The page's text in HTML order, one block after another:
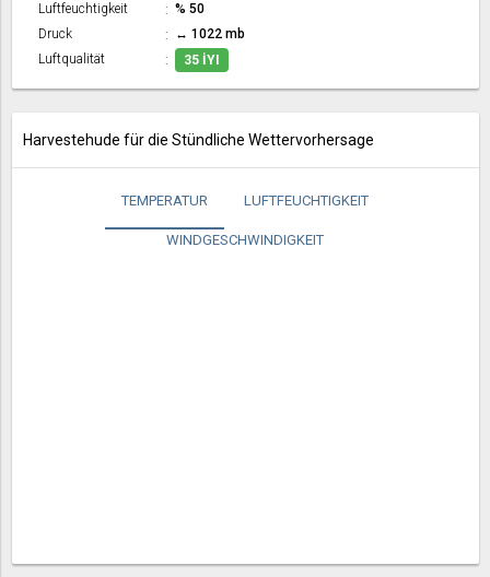
Luftfeuchtigkeit
% 50
Druck
↔ 1022 mb
Luftqualität
35 İYI
Harvestehude für die Stündliche Wettervorhersage
TEMPERATUR LUFTFEUCHTIGKEIT
WINDGESCHWINDIGKEIT